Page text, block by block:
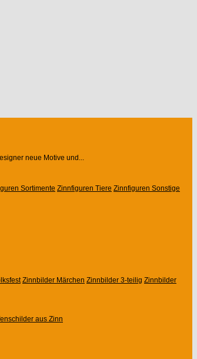
neue Motive und...
Sortimente Zinnfiguren Tiere Zinnfiguren Sonstige
Zinnbilder Märchen Zinnbilder 3-teilig Zinnbilder
aus Zinn